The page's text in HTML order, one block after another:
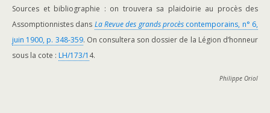
Sources et bibliographie : on trouvera sa plaidoirie au procès des
Assomptionnistes dans La Revue des grands procès contemporains, n° 6,
juin 1900, p. 348-359. On consultera son dossier de la Légion d’honneur
sous la cote : LH/173/1 4.
Philippe Oriol